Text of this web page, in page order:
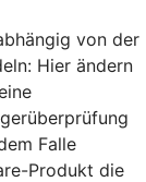
von der
Hier ändern
Falle
Produkt die